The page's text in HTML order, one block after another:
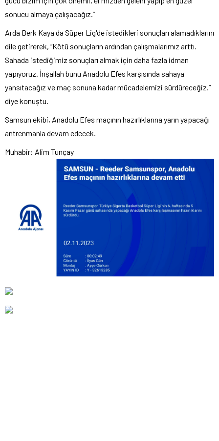
sonucu almaya çalışacağız.”
Arda Berk Kaya da Süper Lig'de istedikleri sonuçları alamadıklarını
dile getirerek, “Kötü sonuçların ardından çalışmalarımız arttı.
Sahada istediğimiz sonuçları almak için daha fazla idman
yapıyoruz. İnşallah bunu Anadolu Efes karşısında sahaya
yansıtacağız ve maç sonuna kadar mücadelemizi sürdüreceğiz.”
diye konuştu.
Samsun ekibi, Anadolu Efes maçının hazırlıklarına yarın yapacağı
antrenmanla devam edecek.
Muhabir: Alim Tunçay